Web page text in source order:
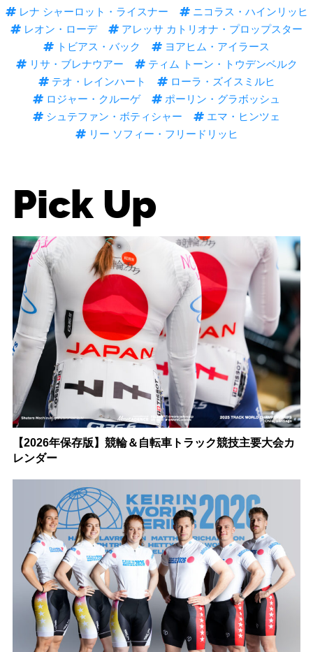
レナ シャーロット・ライスナー
ニコラス・ハインリッヒ
レオン・ローデ
アレッサ カトリオナ・プロップスター
トビアス・バック
ヨアヒム・アイラース
リサ・ブレナウアー
ティム トーン・トウデンベルク
テオ・レインハート
ローラ・ズイスミルヒ
ロジャー・クルーゲ
ポーリン・グラボッシュ
シュテファン・ボティシャー
エマ・ヒンツェ
リー ソフィー・フリードリッヒ
Pick Up
【2026年保存版】競輪＆自転車トラック競技主要大会カ
レンダー